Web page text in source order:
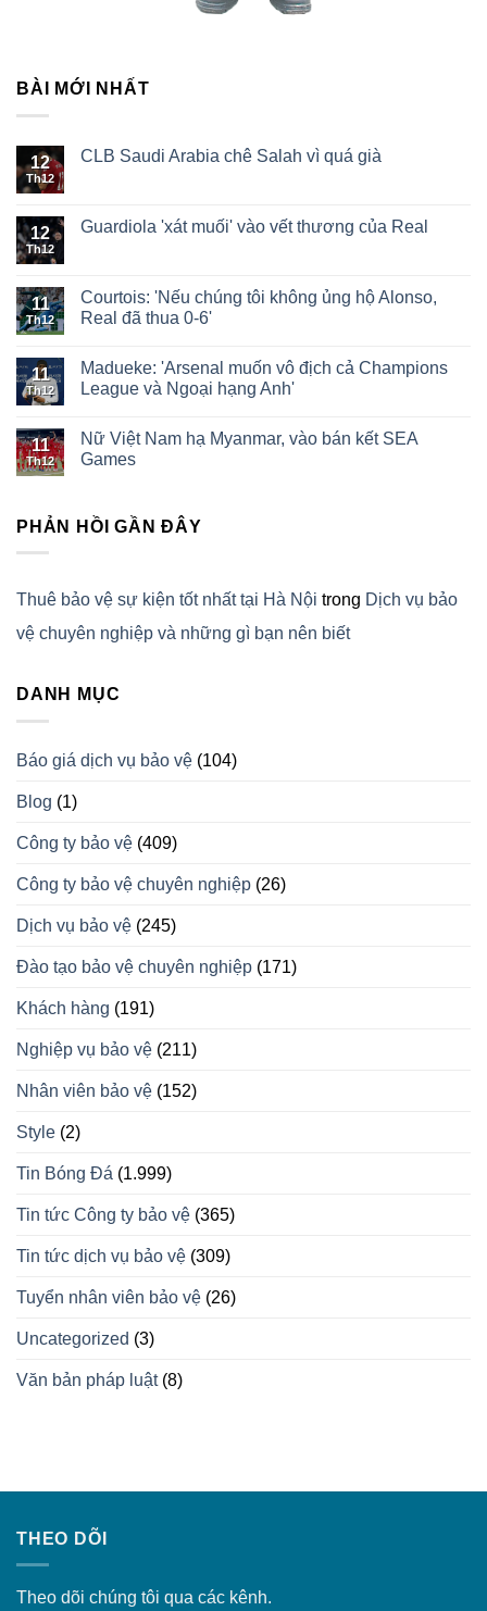
BÀI MỚI NHẤT
12
Th12
CLB Saudi Arabia chê Salah vì quá già
12
Th12
Guardiola 'xát muối' vào vết thương của Real
11
Th12
Courtois: 'Nếu chúng tôi không ủng hộ Alonso,
Real đã thua 0-6'
11
Th12
Madueke: 'Arsenal muốn vô địch cả Champions
League và Ngoại hạng Anh'
11
Th12
Nữ Việt Nam hạ Myanmar, vào bán kết SEA
Games
PHẢN HỒI GẦN ĐÂY
Thuê bảo vệ sự kiện tốt nhất tại Hà Nội trong Dịch vụ bảo
vệ chuyên nghiệp và những gì bạn nên biết
DANH MỤC
Báo giá dịch vụ bảo vệ (104)
Blog (1)
Công ty bảo vệ (409)
Công ty bảo vệ chuyên nghiệp (26)
Dịch vụ bảo vệ (245)
Đào tạo bảo vệ chuyên nghiệp (171)
Khách hàng (191)
Nghiệp vụ bảo vệ (211)
Nhân viên bảo vệ (152)
Style (2)
Tin Bóng Đá (1.999)
Tin tức Công ty bảo vệ (365)
Tin tức dịch vụ bảo vệ (309)
Tuyển nhân viên bảo vệ (26)
Uncategorized (3)
Văn bản pháp luật(8)
THEO DÕI
Theo dõi chúng tôi qua các kênh.